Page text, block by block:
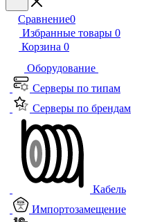
Сравнение0
Избранные товары 0
Корзина 0
Оборудование
Серверы по типам
Серверы по брендам
Кабель
Импортозамещение